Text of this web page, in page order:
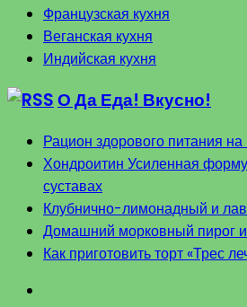
Французская кухня
Веганская кухня
Индийская кухня
О Да Еда! Вкусно!
Рацион здорового питания
Хондроитин Усиленная
суставах
Клубнично-лимонадный и
Домашний морковный пирог и
Как приготовить торт «Трес